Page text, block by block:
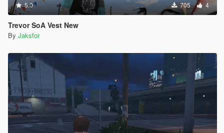
5.0 705 4
Trevor SoA Vest New
By Jaksfor